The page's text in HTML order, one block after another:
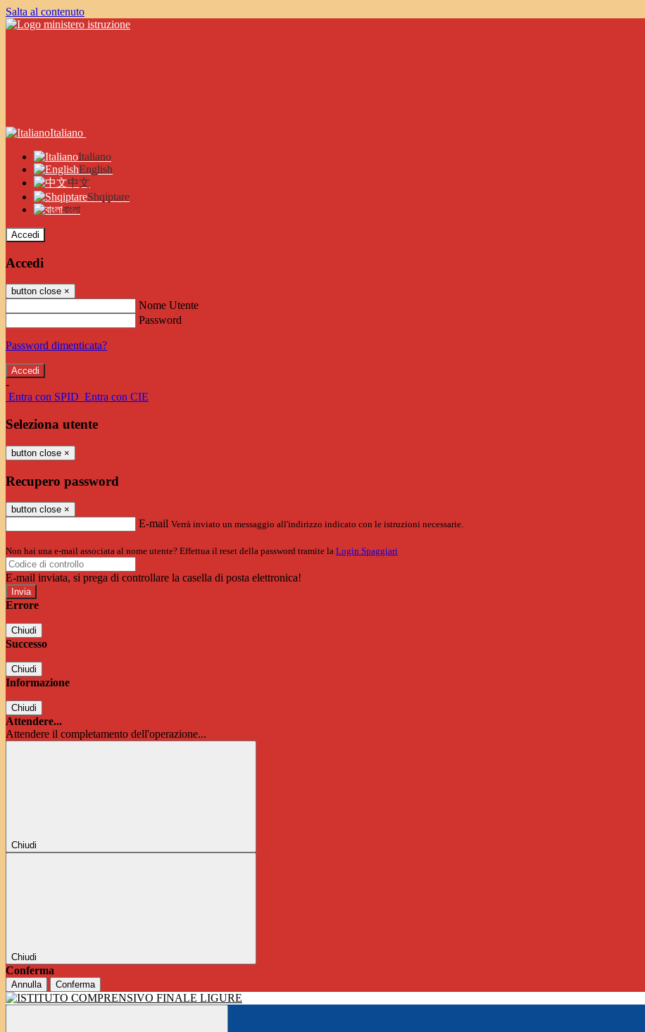
Salta al contenuto
Italiano
Italiano
English
中文
Shqiptare
বাংলা
Accedi
Accedi
button close ×
Nome Utente
Password
Password dimenticata?
-
Entra con SPID Entra con CIE
Seleziona utente
button close ×
Recupero password
button close ×
E-mail Verrà inviato un messaggio all'indirizzo indicato con le istruzioni necessarie.
Non hai una e-mail associata al nome utente? Effettua il reset della password tramite la Login Spaggiari
E-mail inviata, si prega di controllare la casella di posta elettronica!
Errore
Chiudi
Successo
Chiudi
Informazione
Chiudi
Attendere...
Attendere il completamento dell'operazione...
Chiudi
Chiudi
Conferma
Annulla Conferma